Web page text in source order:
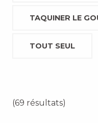
TAQUINER LE
TOUT SEUL
(69 résultats)